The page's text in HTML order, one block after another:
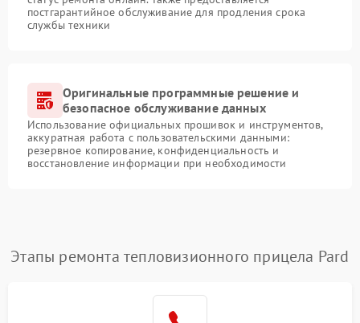
постгарантийное обслуживание для продления срока
службы техники
Оригинальные программные решение и
безопасное обслуживание данных
Использование официальных прошивок и инструментов,
аккуратная работа с пользовательскими данными:
резервное копирование, конфиденциальность и
восстановление информации при необходимости
Этапы ремонта тепловизионного прицела Pard